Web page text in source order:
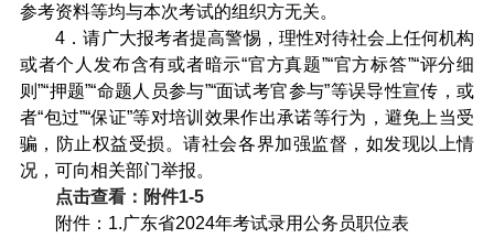
参考资料等均与本次考试的组织方无关。
4．请广大报考者提高警惕，理性对待社会上任何机构
或者个人发布含有或者暗示“官方真题”“官方标答”“评分细
则”“押题”“命题人员参与”“面试考官参与”等误导性宣传，或
者“包过”“保证”等对培训效果作出承诺等行为，避免上当受
骗，防止权益受损。请社会各界加强监督，如发现以上情
况，可向相关部门举报。
点击查看：附件1-5
附件：1.广东省2024年考试录用公务员职位表